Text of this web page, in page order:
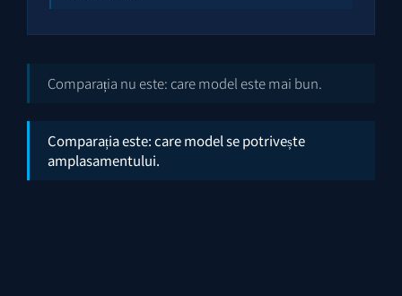
Comparația nu este: care model este mai bun.
Comparația este: care model se potrivește
amplasamentului.